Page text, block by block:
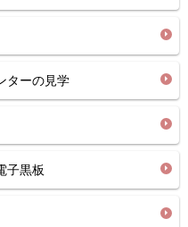
ターの見学
子黒板